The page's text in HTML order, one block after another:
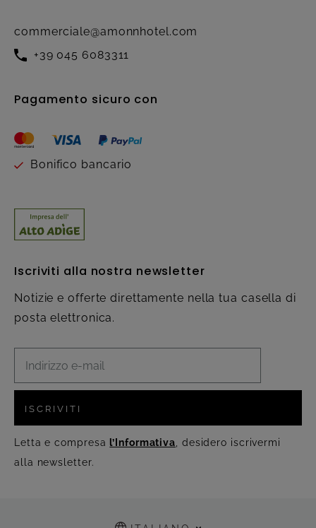
commerciale@amonnhotel.com
+39 045 6083311
Pagamento sicuro con
Bonifico bancario
Iscriviti alla nostra newsletter
Notizie e offerte direttamente nella tua casella di
posta elettronica.
ISCRIVITI
Letta e compresa l’Informativa , desidero iscrivermi
alla newsletter.